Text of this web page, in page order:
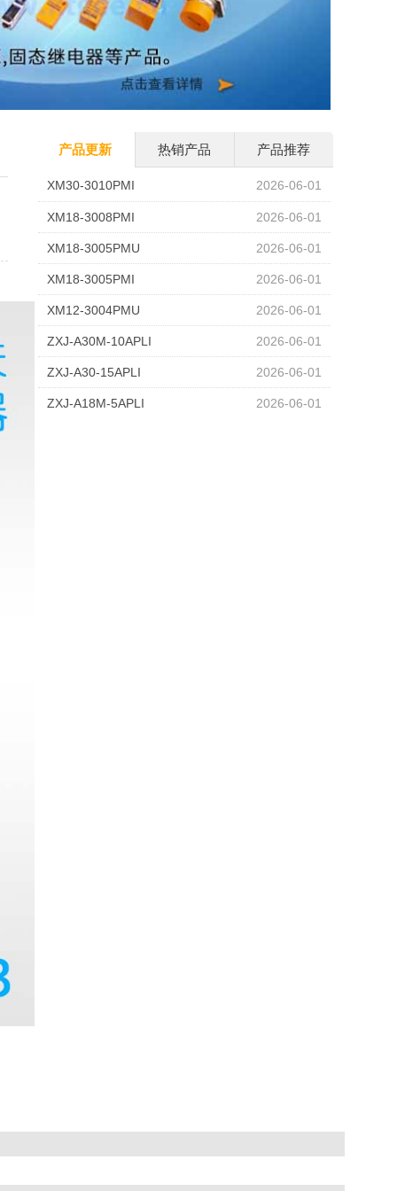
产品更新 热销产品 产品推荐
2026-06-01
XM30-3010PMI
2026-06-01
XM18-3008PMI
2026-06-01
XM18-3005PMU
2026-06-01
XM18-3005PMI
2026-06-01
XM12-3004PMU
2026-06-01
ZXJ-A30M-10APLI
2026-06-01
ZXJ-A30-15APLI
2026-06-01
ZXJ-A18M-5APLI